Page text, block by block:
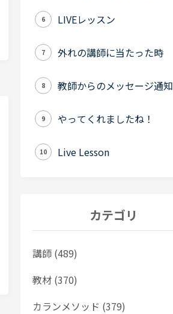
6 LIVEレッスン
7 外れの講師に当たった時
8 教師からのメッセージ通知
9 やってくれましたね！
10 Live Lesson
カテゴリ
講師 (489)
教材 (370)
カランメソッド (379)